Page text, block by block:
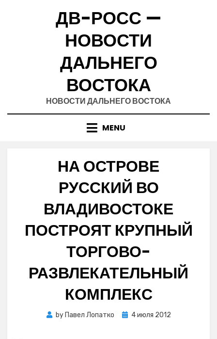
ДВ-РОСС —
НОВОСТИ
ДАЛЬНЕГО
ВОСТОКА
НОВОСТИ ДАЛЬНЕГО ВОСТОКА
MENU
НА ОСТРОВЕ
РУССКИЙ ВО
ВЛАДИВОСТОКЕ
ПОСТРОЯТ КРУПНЫЙ
ТОРГОВО-
РАЗВЛЕКАТЕЛЬНЫЙ
КОМПЛЕКС
by Павел Лопатко
Posted
4 июля 2012